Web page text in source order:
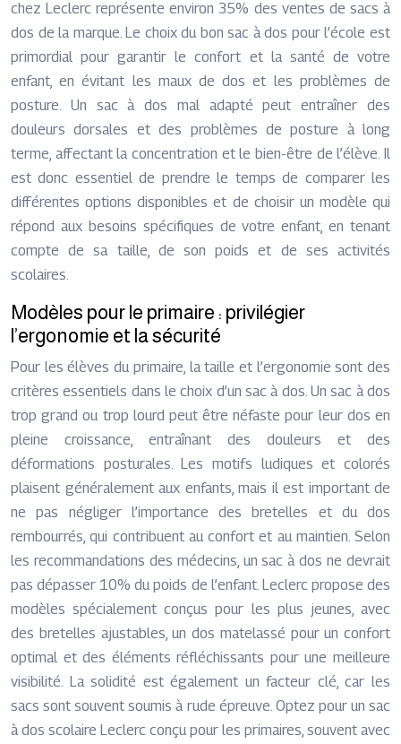
chez Leclerc représente environ 35% des ventes de sacs à
dos de la marque. Le choix du bon sac à dos pour l’école est
primordial pour garantir le confort et la santé de votre
enfant, en évitant les maux de dos et les problèmes de
posture. Un sac à dos mal adapté peut entraîner des
douleurs dorsales et des problèmes de posture à long
terme, affectant la concentration et le bien-être de l’élève. Il
est donc essentiel de prendre le temps de comparer les
différentes options disponibles et de choisir un modèle qui
répond aux besoins spécifiques de votre enfant, en tenant
compte de sa taille, de son poids et de ses activités
scolaires.
Modèles pour le primaire : privilégier
l’ergonomie et la sécurité
Pour les élèves du primaire, la taille et l’ergonomie sont des
critères essentiels dans le choix d’un sac à dos. Un sac à dos
trop grand ou trop lourd peut être néfaste pour leur dos en
pleine croissance, entraînant des douleurs et des
déformations posturales. Les motifs ludiques et colorés
plaisent généralement aux enfants, mais il est important de
ne pas négliger l’importance des bretelles et du dos
rembourrés, qui contribuent au confort et au maintien. Selon
les recommandations des médecins, un sac à dos ne devrait
pas dépasser 10% du poids de l’enfant. Leclerc propose des
modèles spécialement conçus pour les plus jeunes, avec
des bretelles ajustables, un dos matelassé pour un confort
optimal et des éléments réfléchissants pour une meilleure
visibilité. La solidité est également un facteur clé, car les
sacs sont souvent soumis à rude épreuve. Optez pour un sac
à dos scolaire Leclerc conçu pour les primaires, souvent avec